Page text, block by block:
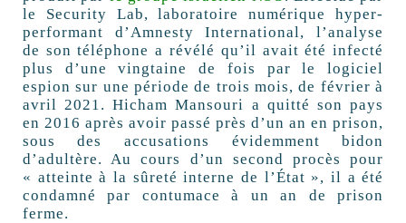
le Security Lab, laboratoire numérique hyper-
performant d’Amnesty International, l’analyse
de son téléphone a révélé qu’il avait été infecté
plus d’une vingtaine de fois par le logiciel
espion sur une période de trois mois, de février à
avril 2021. Hicham Mansouri a quitté son pays
en 2016 après avoir passé près d’un an en prison,
sous des accusations évidemment bidon
d’adultère. Au cours d’un second procès pour
« atteinte à la sûreté interne de l’État », il a été
condamné par contumace à un an de prison
ferme.